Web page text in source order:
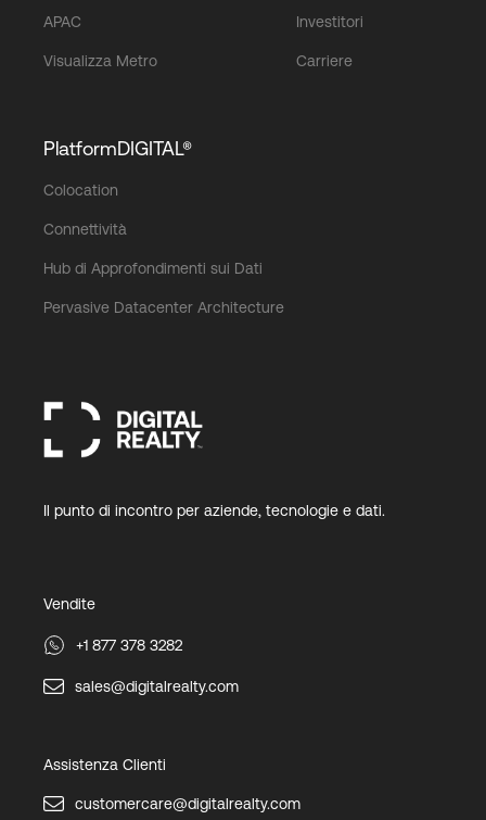
APAC
Visualizza Metro
Investitori
Carriere
PlatformDIGITAL®
Colocation
Connettività
Hub di Approfondimenti sui Dati
Pervasive Datacenter Architecture
Il punto di incontro per aziende, tecnologie e dati.
Vendite
+1 877 378 3282
sales@digitalrealty.com
Assistenza Clienti
customercare@digitalrealty.com